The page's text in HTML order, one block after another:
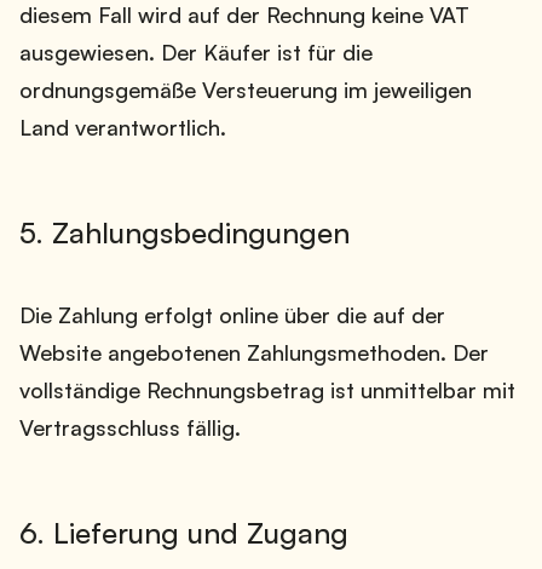
diesem Fall wird auf der Rechnung keine VAT
ausgewiesen. Der Käufer ist für die
ordnungsgemäße Versteuerung im jeweiligen
Land verantwortlich.
5. Zahlungsbedingungen
Die Zahlung erfolgt online über die auf der
Website angebotenen Zahlungsmethoden. Der
vollständige Rechnungsbetrag ist unmittelbar mit
Vertragsschluss fällig.
6. Lieferung und Zugang